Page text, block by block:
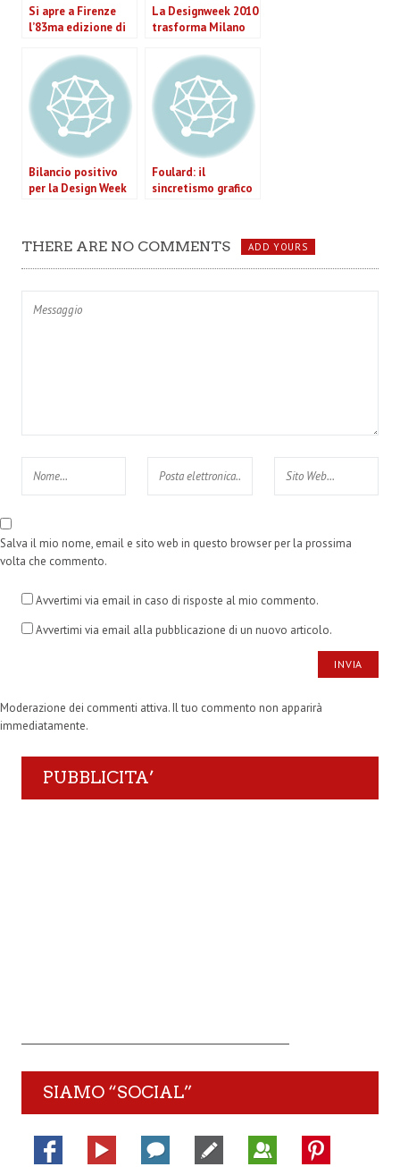
Si apre a Firenze
l’83ma edizione di
Immagine
La Designweek 2010
trasforma Milano
Bilancio positivo
per la Design Week
Foulard: il
sincretismo grafico
THERE ARE NO COMMENTS ADD YOURS
Salva il mio nome, email e sito web in questo browser per la prossima
volta che commento.
Avvertimi via email in caso di risposte al mio commento.
Avvertimi via email alla pubblicazione di un nuovo articolo.
Moderazione dei commenti attiva. Il tuo commento non apparirà
immediatamente.
PUBBLICITA’
SIAMO “SOCIAL”